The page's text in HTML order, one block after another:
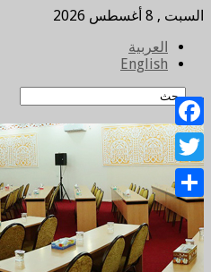
السبت , 8 أغسطس 2026
العربية
English
Facebook
Twitter
Share